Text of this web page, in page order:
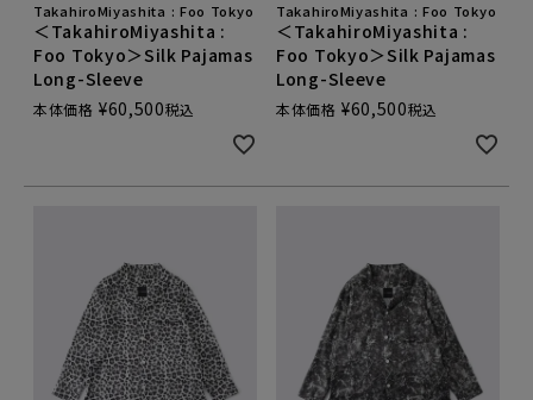
TakahiroMiyashita : Foo Tokyo
＜TakahiroMiyashita :
Foo Tokyo＞Silk Pajamas
Long-Sleeve
本体価格 ¥60,500税込
TakahiroMiyashita : Foo Tokyo
＜TakahiroMiyashita :
Foo Tokyo＞Silk Pajamas
Long-Sleeve
本体価格 ¥60,500税込